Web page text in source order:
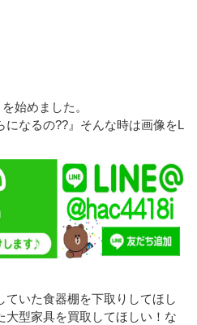
始めました。
になるの??』そんな時は画像をL
ていた食器棚を下取りしてほし
大型家具を買取してほしい！な